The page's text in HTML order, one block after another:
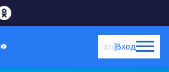
Вход
En